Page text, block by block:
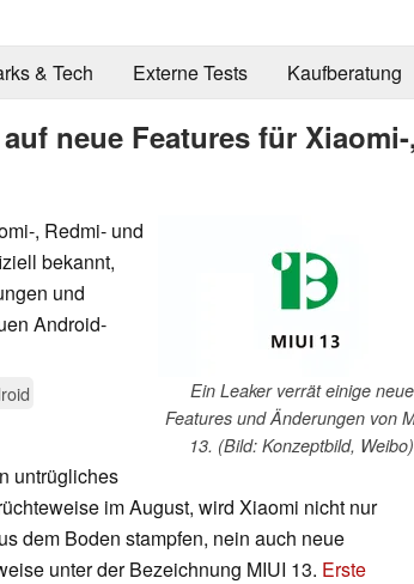
& Tech Externe Tests Kaufberatung
neue Features für
Ein Leaker verrät einige neue
Features und Änderungen von
13. (Bild: Konzeptbild, Weibo)
, Redmi- und
bekannt,
und
Android-
untrügliches
im August, wird Xiaomi nicht nur
dem Boden stampfen, nein auch neue
unter der Bezeichnung MIUI 13. Erste